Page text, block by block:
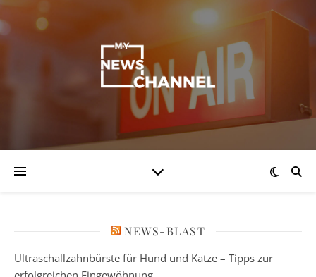
NEWS-BLAST
Ultraschallzahnbürste für Hund und Katze – Tipps zur